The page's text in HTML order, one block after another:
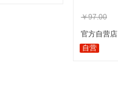
￥97.00
官方自营店
自营